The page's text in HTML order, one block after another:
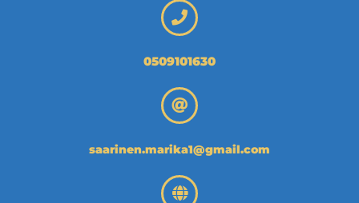
0509101630
saarinen.marika1@gmail.com